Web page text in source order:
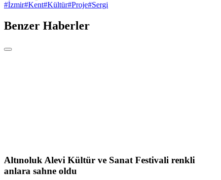
#İzmir#Kent#Kültür#Proje#Sergi
Benzer Haberler
Altınoluk Alevi Kültür ve Sanat Festivali renkli
anlara sahne oldu